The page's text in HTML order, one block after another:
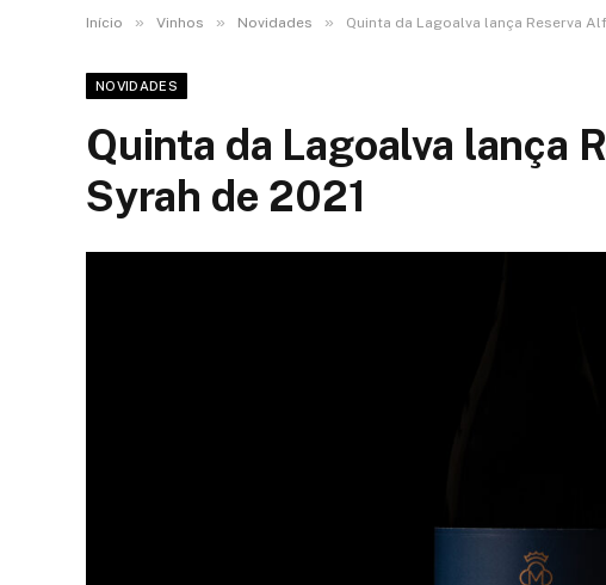
Início » Vinhos » Novidades » Quinta da Lagoalva lança Reserva
NOVIDADES
Quinta da Lagoalva lança
Syrah de 2021